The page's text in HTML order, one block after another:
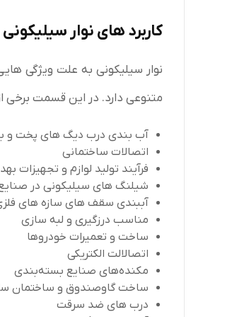
کاربرد های نوار سیلیکونی
نوار سیلیکونی به علت ویژگی
متنوعی دارد. در این قسمت برخی
آب بندی درب دیگ های پخت و
اتصالات ساختمانی
فرآیند تولید لوازم و تجهیزات
شیلنگ های سیلیکونی در
آببندی سقف های سازه های
مناسب درزگیری و لبه سازی
ساخت و تعمیرات خودروها
اتصالالت الکتریکی
مکنده‌های صنایع بسته‌بندی
ساخت گاوصندوق و ساختمان
درب های ضد سرقت